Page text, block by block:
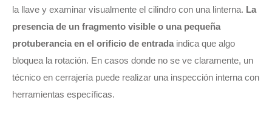
la llave y examinar visualmente el cilindro con una linterna. La
presencia de un fragmento visible o una pequeña
protuberancia en el orificio de entrada indica que algo
bloquea la rotación. En casos donde no se ve claramente, un
técnico en cerrajería puede realizar una inspección interna con
herramientas específicas.